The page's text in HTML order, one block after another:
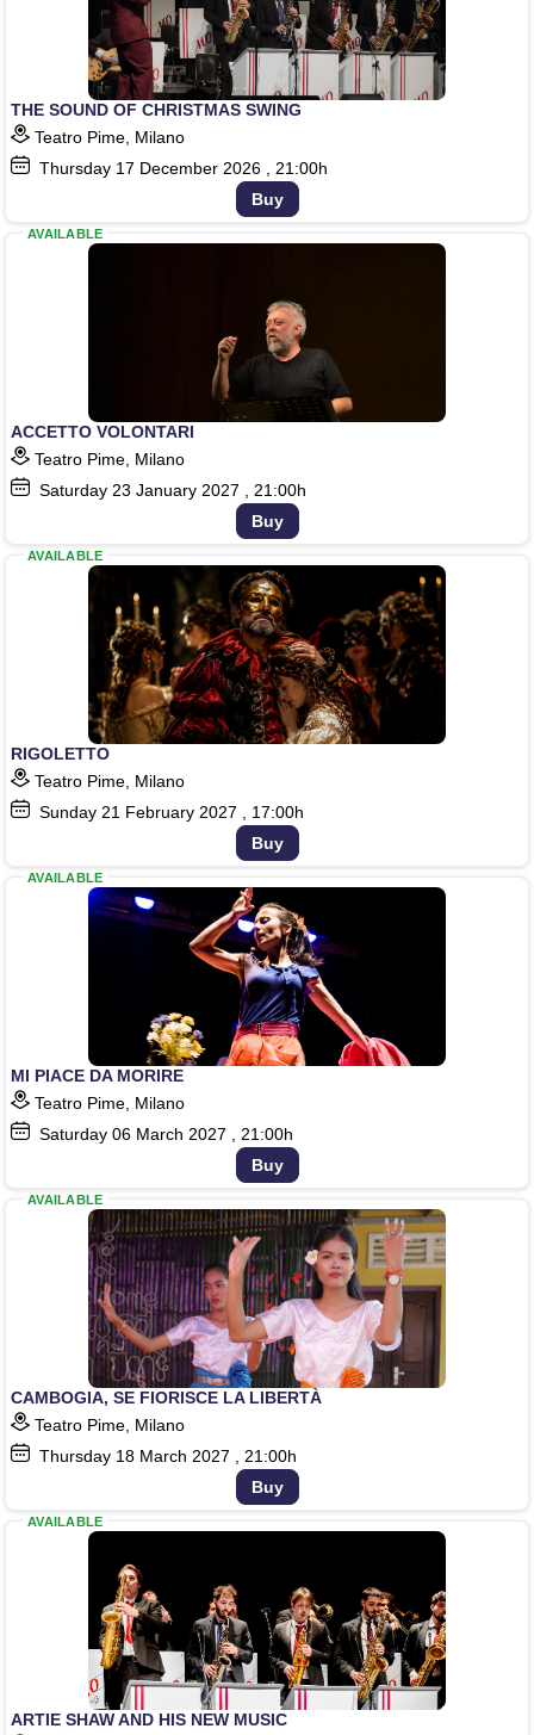
THE SOUND OF CHRISTMAS SWING
Teatro Pime, Milano
Thursday 17 December 2026
, 21:00h
Buy
ACCETTO VOLONTARI
Teatro Pime, Milano
Saturday 23 January 2027 , 21:00h
AVAILABLE
Buy
RIGOLETTO
Teatro Pime, Milano
Sunday 21 February 2027 , 17:00h
AVAILABLE
Buy
MI PIACE DA MORIRE
Teatro Pime, Milano
Saturday 06 March 2027 , 21:00h
AVAILABLE
Buy
CAMBOGIA, SE FIORISCE LA LIBERTÀ
Teatro Pime, Milano
Thursday 18 March 2027 , 21:00h
AVAILABLE
Buy
ARTIE SHAW AND HIS NEW MUSIC
AVAILABLE